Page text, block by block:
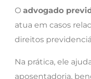
O advogado
atua em casos
direitos
Na prática, ele
aposentadoria,